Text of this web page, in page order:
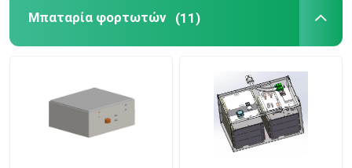
Μπαταρία φορτωτών (11)